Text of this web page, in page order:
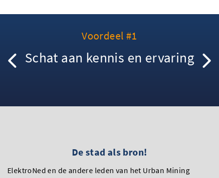
Voordeel #1
Schat aan kennis en ervaring
De stad als bron!
ElektroNed en de andere leden van het Urban Mining